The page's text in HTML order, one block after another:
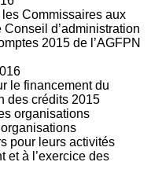
Commissaires aux
d’administration
2015 de l’AGFPN
le financement du
des crédits 2015
organisations
pour leurs activités
et à l’exercice des